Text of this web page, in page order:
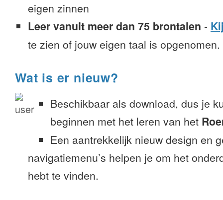
eigen zinnen
Leer vanuit meer dan 75 brontalen -
te zien of jouw eigen taal is opgenomen.
Wat is er nieuw?
Beschikbaar als download, dus je
beginnen met het leren van het
Een aantrekkelijk nieuw design en
navigatiemenu’s helpen je om het
hebt te vinden.